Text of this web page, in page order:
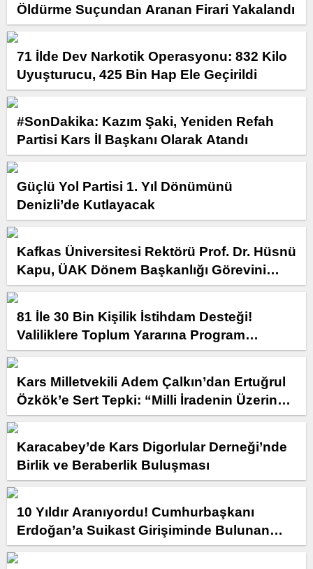
Öldürme Suçundan Aranan Firari Yakalandı
71 İlde Dev Narkotik Operasyonu: 832 Kilo
Uyuşturucu, 425 Bin Hap Ele Geçirildi
#SonDakika: Kazım Şaki, Yeniden Refah
Partisi Kars İl Başkanı Olarak Atandı
Güçlü Yol Partisi 1. Yıl Dönümünü
Denizli’de Kutlayacak
Kafkas Üniversitesi Rektörü Prof. Dr. Hüsnü
Kapu, ÜAK Dönem Başkanlığı Görevini
Devretti
81 İle 30 Bin Kişilik İstihdam Desteği!
Valiliklere Toplum Yararına Program
Kontenjanı Tahsis Edilecek
Kars Milletvekili Adem Çalkın’dan Ertuğrul
Özkök’e Sert Tepki: “Milli İradenin Üzerinde
Hiçbir Güç Yoktur”
Karacabey’de Kars Digorlular Derneği’nde
Birlik ve Beraberlik Buluşması
10 Yıldır Aranıyordu! Cumhurbaşkanı
Erdoğan’a Suikast Girişiminde Bulunan
FETÖ Firarisi Yakalandı